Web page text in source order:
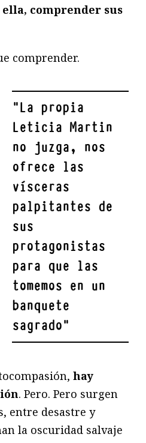
comprender sus
comprender.
"La propia
Leticia Martin
no juzga, nos
ofrece las
vísceras
palpitantes de
sus
protagonistas
para que las
tomemos en un
banquete
sagrado"
hay
. Pero. Pero surgen
entre desastre y
la oscuridad salvaje